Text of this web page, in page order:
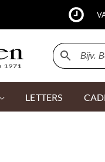
LETTERS